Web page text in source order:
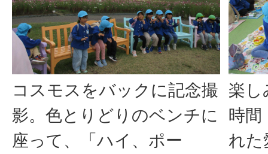
コスモスをバックに記念撮
影。色とりどりのベンチに
座って、「ハイ、ポー
楽し
時間
れた